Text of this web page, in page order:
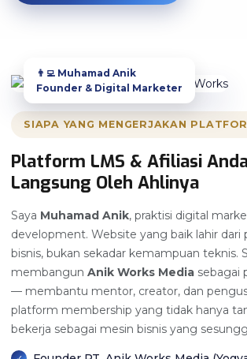
👨‍💻 Muhamad Anik
Founder & Digital Marketer
SIAPA YANG MENGERJAKAN
Platform LMS & Afiliasi
Langsung Oleh Ahlinya
Saya Muhamad Anik, praktisi digital
development. Website yang baik lahir dari
bisnis, bukan sekadar kemampuan teknis.
membangun Anik Works Media sebagai
— membantu mentor, creator, dan
platform membership yang tidak hanya
bekerja sebagai mesin bisnis yang